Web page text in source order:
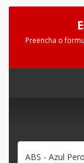
Preencha o
ABS - Azul